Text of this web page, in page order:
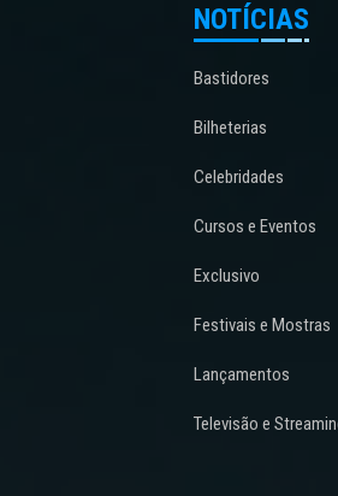
NOTÍCIAS
Bastidores
Bilheterias
Celebridades
Cursos e Eventos
Exclusivo
Festivais e Mostras
Lançamentos
Televisão e